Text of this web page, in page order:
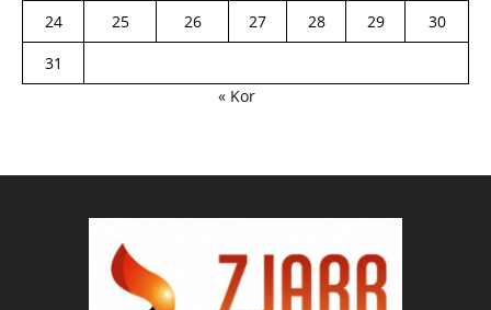
24
25 26 27 28 29
30
31
« Kor